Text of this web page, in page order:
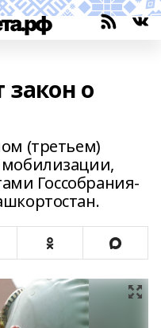
закон о
(третьем)
Госсобрания-